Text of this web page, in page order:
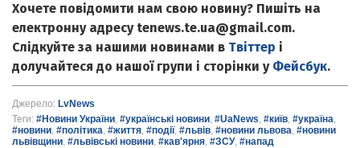
Хочете повідомити нам свою новину? Пишіть на
електронну адресу tenews.te.ua@gmail.com.
Слідкуйте за нашими новинами в Твіттер і
долучайтеся до нашої групи і сторінки у Фейсбук.
Джерело: LvNews
Теги: #Новини України, #українські новини, #UaNews, #київ, #україна,
#новини, #політика, #життя, #події, #львів, #новини львова, #новини
львівщини, #львівські новини, #кав'ярня, #ЗСУ, #напад